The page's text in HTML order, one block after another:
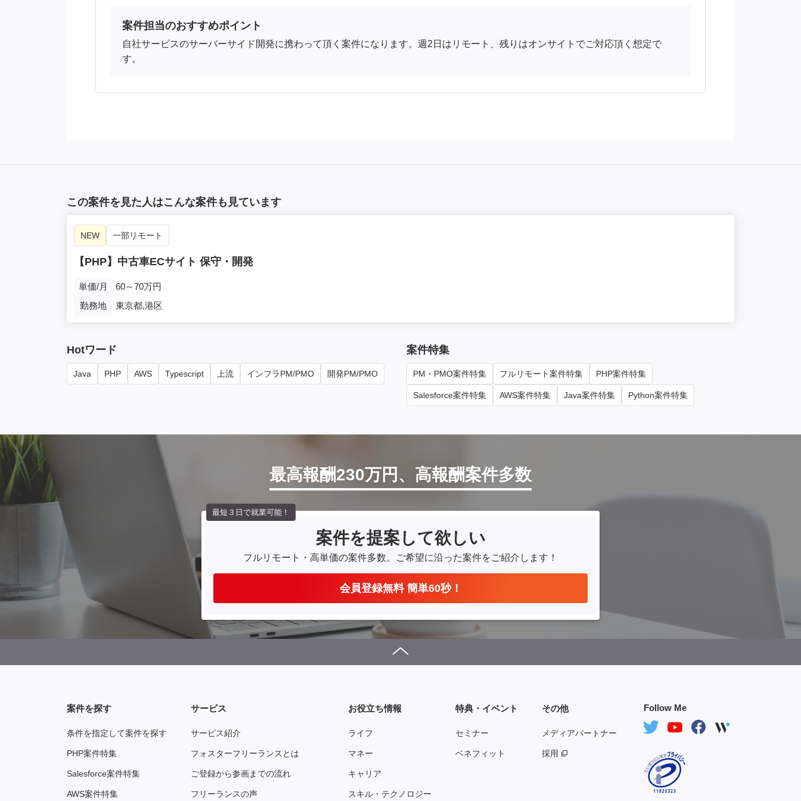
案件担当のおすすめポイント
自社サービスのサーバーサイド開発に携わって頂く案件になります。週2日はリモート、残りはオンサイトでご対応頂く想定で
す。
この案件を見た人はこんな案件も見ています
NEW 一部リモート
【PHP】中古車ECサイト 保守・開発
単価/月
60～70万円
勤務地
東京都,港区
Hotワード
Java PHP AWS Typescript 上流 インフラPM/PMO 開発PM/PMO
案件特集
PM・PMO案件特集 フルリモート案件特集 PHP案件特集
Salesforce案件特集 AWS案件特集 Java案件特集 Python案件特集
最高報酬230万円、高報酬案件多数
案件を提案して欲しい
フルリモート・高単価の案件多数。 ご希望に沿った案件をご紹介します！
会員登録無料 簡単60秒！
最短３日で就業可能！
Follow Me
案件を探す
条件を指定して案件を探す
PHP案件特集
Salesforce案件特集
AWS案件特集
サービス
サービス紹介
フォスターフリーランスとは
ご登録から参画までの流れ
フリーランスの声
お役立ち情報
ライフ
マネー
キャリア
スキル・テクノロジー
特典・イベント
セミナー
ベネフィット
その他
メディアパートナー
採用